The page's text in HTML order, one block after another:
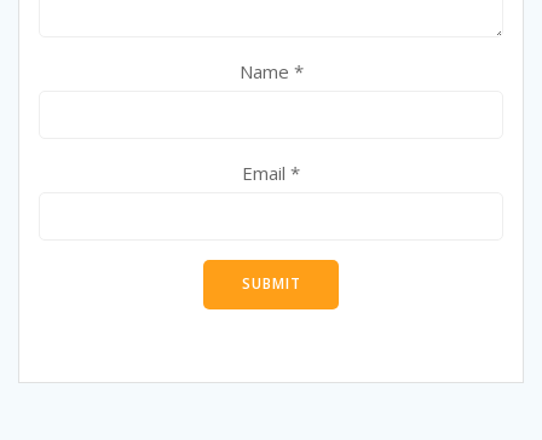
Name *
Email *